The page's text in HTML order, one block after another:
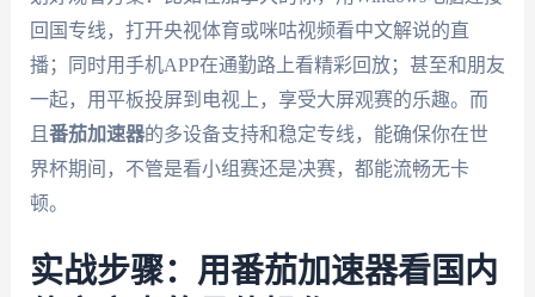
回国专线，打开央视体育或咪咕视频看中文解说的直
播；同时用手机APP在通勤路上看精彩回放；甚至和朋友
一起，用平板投屏到电视上，享受大屏观赛的乐趣。而
且 番茄加速器的多设备支持和稳定专线，能确保你在世
界杯期间，不管是看小组赛还是决赛，都能流畅无卡
顿。
实战步骤：用番茄加速器看国内